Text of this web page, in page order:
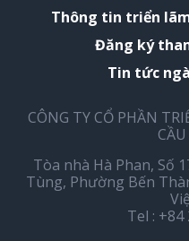
Thông tin triển
Đăng ký
Tin tức
CÔNG TY CỔ PHẦN
Tòa nhà Hà Phan, Số
Tùng, Phường Bến
Tel : +84